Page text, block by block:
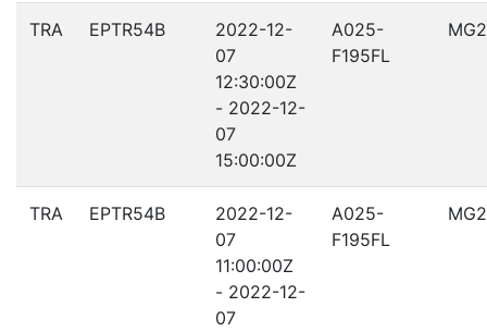
TRA EPTR54B
2022-12-
07
12:30:00Z
- 2022-12-
07
15:00:00Z
A025-
F195FL
TRA EPTR54B
2022-12-
07
11:00:00Z
- 2022-12-
07
A025-
F195FL